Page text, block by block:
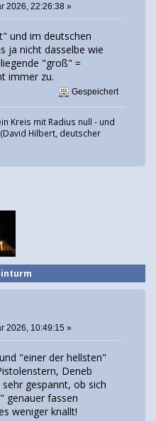
2026, 22:26:38 »
und im deutschen
ja nicht dasselbe wie
"groß" =
immer zu.
Gespeichert
Kreis mit Radius null - und
Hilbert, deutscher
2026, 10:49:15 »
"einer der hellsten"
Deneb
gespannt, ob sich
genauer fassen
weniger knallt!